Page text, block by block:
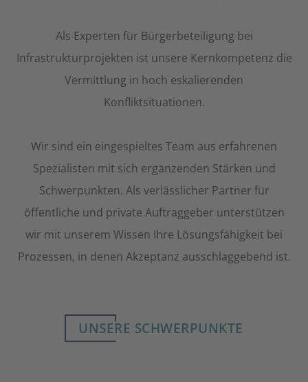
Als Experten für Bürgerbeteiligung bei
Infrastrukturprojekten ist unsere Kernkompetenz die
Vermittlung in hoch eskalierenden
Konfliktsituationen.
Wir sind ein eingespieltes Team aus erfahrenen
Spezialisten mit sich ergänzenden Stärken und
Schwerpunkten. Als verlässlicher Partner für
öffentliche und private Auftraggeber unterstützen
wir mit unserem Wissen Ihre Lösungsfähigkeit bei
Prozessen, in denen Akzeptanz ausschlaggebend ist.
UNSERE SCHWERPUNKTE